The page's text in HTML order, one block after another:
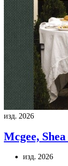
изд. 2026
Mcgee, Shea
изд. 2026